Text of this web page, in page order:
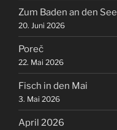
Zum Baden an den See
20. Juni 2026
Poreč
22. Mai 2026
Fisch in den Mai
3. Mai 2026
April 2026